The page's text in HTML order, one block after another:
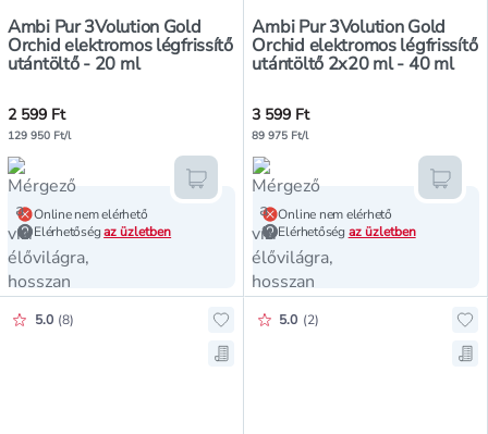
Ambi Pur 3Volution Gold
Orchid elektromos légfrissítő
utántöltő - 20 ml
2 599 Ft
129 950 Ft/l
Online nem elérhető
Elérhetőségaz üzletben
Kosárba teszem
Ambi Pur 3Volution Gold
Orchid elektromos légfrissítő
utántöltő 2x20 ml - 40 ml
3 599 Ft
89 975 Ft/l
Online nem elérhető
Elérhetőség az üzletben
Értékelés pontszáma:
5.0 (8)
Hozzáadás a kedvencekhez,
Mentés a bevásárló listára,
Értékelés pontszáma:
5.0 (2)